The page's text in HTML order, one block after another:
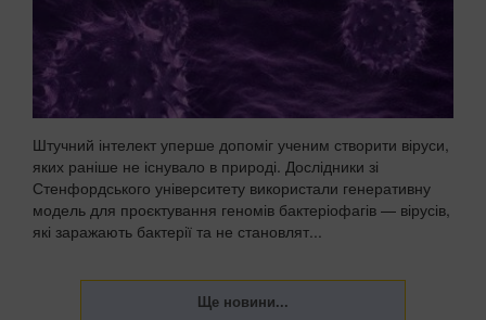
Штучний інтелект уперше допоміг ученим створити віруси,
яких раніше не існувало в природі. Дослідники зі
Стенфордського університету використали генеративну
модель для проєктування геномів бактеріофагів — вірусів,
які заражають бактерії та не становлят...